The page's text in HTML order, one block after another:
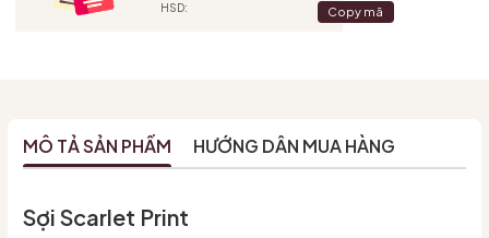
HSD: Copy mã
MÔ TẢ SẢN PHẨM HƯỚNG DẪN MUA HÀNG
Sợi Scarlet Print